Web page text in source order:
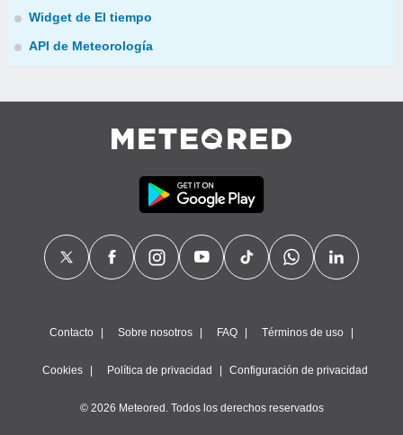
Widget de El tiempo
API de Meteorología
Contacto Sobre nosotros FAQ Términos de uso
Cookies Política de privacidad Configuración de privacidad
© 2026 Meteored. Todos los derechos reservados